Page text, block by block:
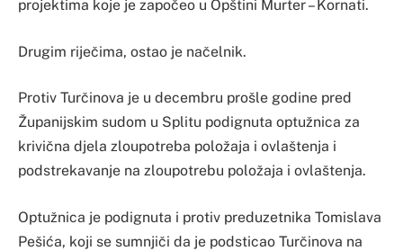
projektima koje je započeo u Opštini Murter – Kornati.
Drugim riječima, ostao je načelnik.
Protiv Turčinova je u decembru prošle godine pred
Županijskim sudom u Splitu podignuta optužnica za
krivična djela zloupotreba položaja i ovlaštenja i
podstrekavanje na zloupotrebu položaja i ovlaštenja.
Optužnica je podignuta i protiv preduzetnika Tomislava
Pešića, koji se sumnjiči da je podsticao Turčinova na